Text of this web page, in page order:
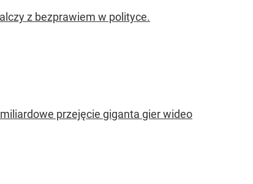
z bezprawiem w polityce.
przejęcie giganta gier wideo